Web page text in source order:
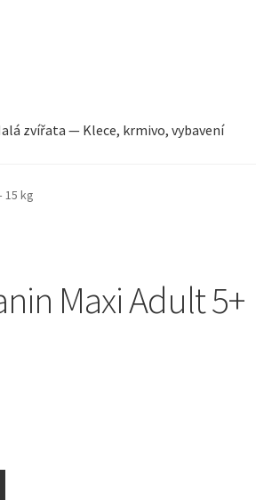
zvířata — Klece, krmivo, vybavení
15 kg
Maxi Adult 5+